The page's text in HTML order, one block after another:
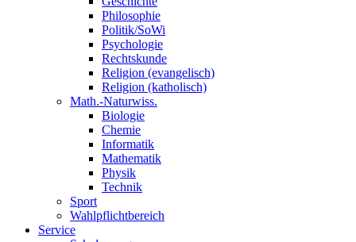
Philosophie
Politik/SoWi
Psychologie
Rechtskunde
Religion (evangelisch)
Religion (katholisch)
Math.-Naturwiss.
Biologie
Chemie
Informatik
Mathematik
Physik
Technik
Sport
Wahlpflichtbereich
Service